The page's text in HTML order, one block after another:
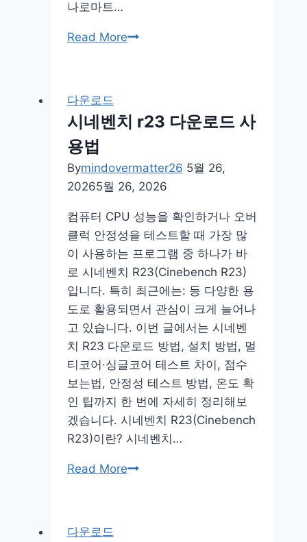
나로마트…
Read More하
절
배
추
전
예
약
가
격
신
청
방
법
20kg
다운로드
시네벤치 r23 다운로드 사
용법
Bymindovermatter26 5월 26,
20265월 26, 2026
컴퓨터 CPU 성능을 확인하거나 오버
클럭 안정성을 테스트할 때 가장 많
이 사용하는 프로그램 중 하나가 바
로 시네벤치 R23(Cinebench R23)
입니다. 특히 최근에는: 등 다양한 용
도로 활용되면서 관심이 크게 늘어나
고 있습니다. 이번 글에서는 시네벤
치 R23 다운로드 방법, 설치 방법, 멀
티코어·싱글코어 테스트 차이, 점수
보는법, 안정성 테스트 방법, 온도 확
인 팁까지 한 번에 자세히 정리해보
겠습니다. 시네벤치 R23(Cinebench
R23)이란? 시네벤치…
Read More시
다운로드